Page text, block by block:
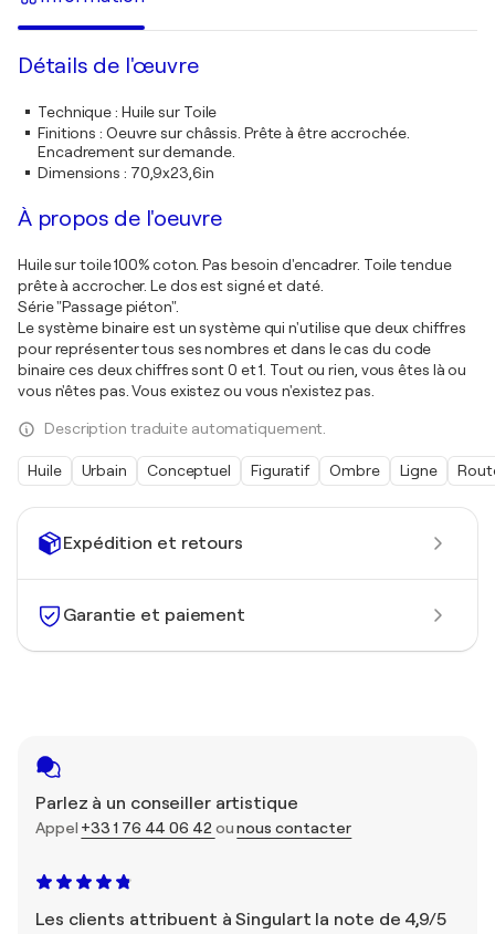
Expédition et retours
Garantie et paiement
Parlez à un conseiller artistique
Appel +33 1 76 44 06 42 ounous contacter
Les clients attribuent à Singulart la note de 4,9/5
Détails de l'œuvre
Technique: Huile sur Toile
Finitions : Oeuvre sur châssis. Prête à être accrochée.
Encadrement sur demande.
Dimensions : 70,9x23,6in
À propos de l'oeuvre
Huile sur toile 100% coton. Pas besoin d'encadrer. Toile tendue
prête à accrocher. Le dos est signé et daté.
Série "Passage piéton".
Le système binaire est un système qui n'utilise que deux chiffres
pour représenter tous ses nombres et dans le cas du code
binaire ces deux chiffres sont 0 et 1. Tout ou rien, vous êtes là ou
vous n'êtes pas. Vous existez ou vous n'existez pas.
Description traduite automatiquement.
Huile Urbain Conceptuel Figuratif Ombre Ligne